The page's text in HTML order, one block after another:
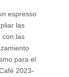
espresso
las
con las
para el
2023-